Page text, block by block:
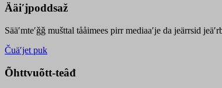
Ääiʹjpoddsaž
Sääʹmteʹǧǧ mušttal tååimees pirr mediaaʹje da jeärrsid
Čuäʹjet puk
Õhttvuõtt-teâđ